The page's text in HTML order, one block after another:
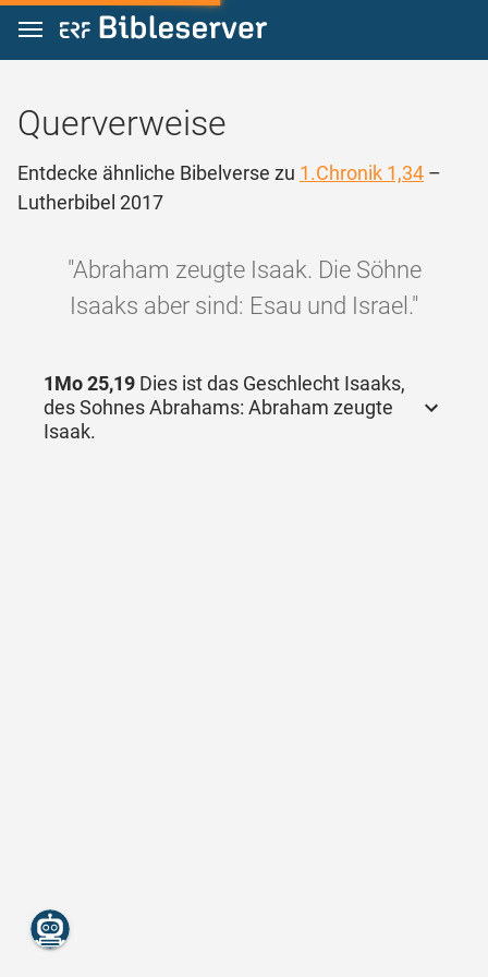
Zum Inhalt springen
Querverweise
Entdecke ähnliche Bibelverse zu 1.Chronik 1,34 –
Lutherbibel 2017
"Abraham zeugte Isaak. Die Söhne
Isaaks aber sind: Esau und Israel."
1Mo 25,19 Dies ist das Geschlecht Isaaks,
des Sohnes Abrahams: Abraham zeugte
Isaak.